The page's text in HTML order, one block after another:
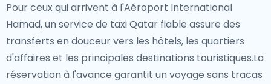
Pour ceux qui arrivent à l'Aéroport International
Hamad, un service de taxi Qatar fiable assure des
transferts en douceur vers les hôtels, les quartiers
d'affaires et les principales destinations touristiques.La
réservation à l'avance garantit un voyage sans tracas